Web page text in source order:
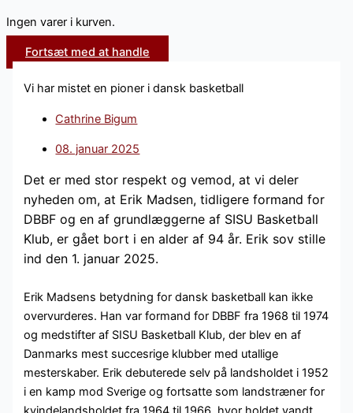
Ingen varer i kurven.
Fortsæt med at handle
Vi har mistet en pioner i dansk basketball
Cathrine Bigum
08. januar 2025
Det er med stor respekt og vemod, at vi deler
nyheden om, at Erik Madsen, tidligere formand for
DBBF og en af grundlæggerne af SISU Basketball
Klub, er gået bort i en alder af 94 år. Erik sov stille
ind den 1. januar 2025.
Erik Madsens betydning for dansk basketball kan ikke
overvurderes. Han var formand for DBBF fra 1968 til 1974
og medstifter af SISU Basketball Klub, der blev en af
Danmarks mest succesrige klubber med utallige
mesterskaber. Erik debuterede selv på landsholdet i 1952
i en kamp mod Sverige og fortsatte som landstræner for